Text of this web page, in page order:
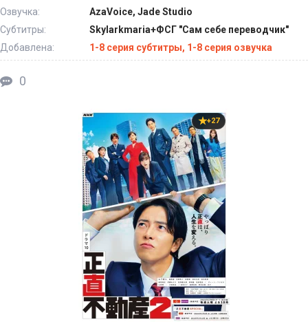
Озвучка:
AzaVoice, Jade Studio
Субтитры:
Skylarkmaria+ФСГ "Сам себе переводчик"
Добавлена:
1-8 серия субтитры, 1-8 серия озвучка
0
+27